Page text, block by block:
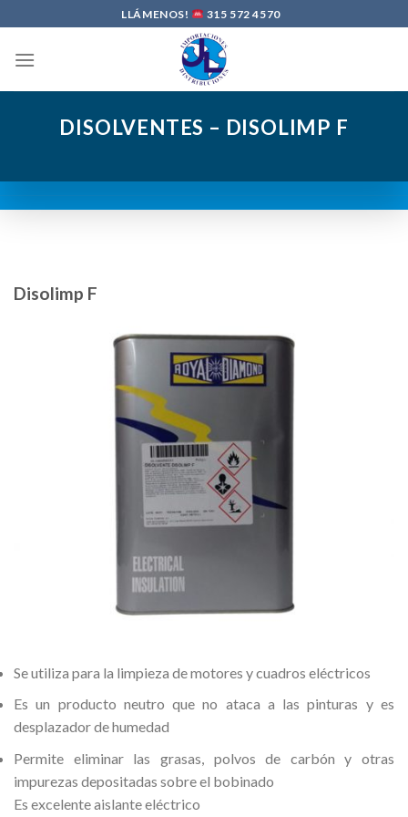
to
content
LLÁMENOS! 315 572 4570
DISOLVENTES – DISOLIMP F
Disolimp F
Se utiliza para la limpieza de motores y cuadros eléctricos
Es un producto neutro que no ataca a las pinturas y es
desplazador de humedad
Permite eliminar las grasas, polvos de carbón y otras
impurezas depositadas sobre el bobinado
Es excelente aislante eléctrico